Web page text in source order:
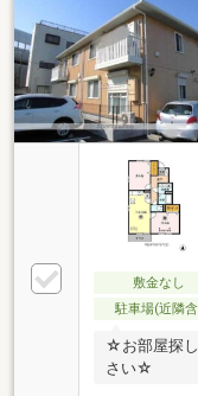
敷金なし
駐車場(近隣
☆お部屋探
さい☆